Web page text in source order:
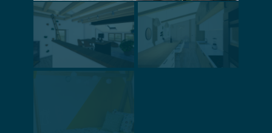
Rénovation et
aménagement
intérieur d’une
maison de
village
Aménagement
une pièce à vivre
et d’une salle de
bain